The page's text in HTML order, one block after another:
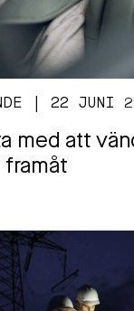
| 22 JUNI
med att
framåt